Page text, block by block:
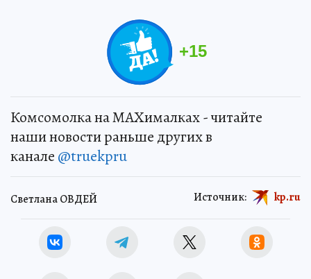
+15
Комсомолка на MAXималках - читайте
наши новости раньше других в
канале @truekpru
Светлана ОВДЕЙ Источник: kp.ru